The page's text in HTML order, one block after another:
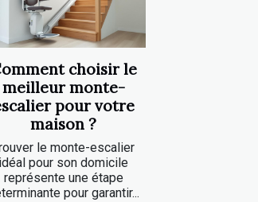
choisir le
meilleur monte-
pour votre
maison ?
le monte-escalier
idéal pour son domicile
représente une étape
pour garantir...